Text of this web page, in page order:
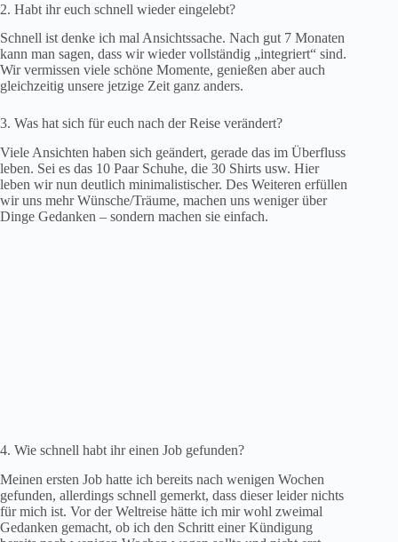
2. Habt ihr euch schnell wieder eingelebt?
Schnell ist denke ich mal Ansichtssache. Nach gut 7 Monaten
kann man sagen, dass wir wieder vollständig „integriert“ sind.
Wir vermissen viele schöne Momente, genießen aber auch
gleichzeitig unsere jetzige Zeit ganz anders.
3. Was hat sich für euch nach der Reise verändert?
Viele Ansichten haben sich geändert, gerade das im Überfluss
leben. Sei es das 10 Paar Schuhe, die 30 Shirts usw. Hier
leben wir nun deutlich minimalistischer. Des Weiteren erfüllen
wir uns mehr Wünsche/Träume, machen uns weniger über
Dinge Gedanken – sondern machen sie einfach.
4. Wie schnell habt ihr einen Job gefunden?
Meinen ersten Job hatte ich bereits nach wenigen Wochen
gefunden, allerdings schnell gemerkt, dass dieser leider nichts
für mich ist. Vor der Weltreise hätte ich mir wohl zweimal
Gedanken gemacht, ob ich den Schritt einer Kündigung